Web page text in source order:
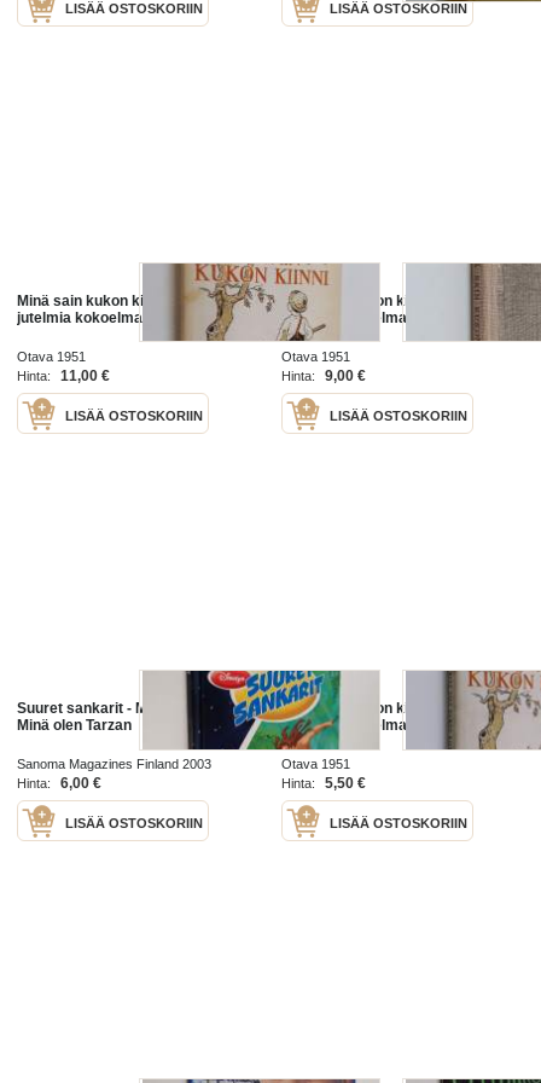
LISÄÄ OSTOSKORIIN LISÄÄ OSTOSKORIIN
Minä sain kukon kiinni : valikoima
jutelmia kokoelmasta minä olin
Otava 1951
Hinta:
11,00 €
LISÄÄ OSTOSKORIIN
Minä sain kukon kiinni : valikoima
jutelmia kokoelmasta minä olin
Otava 1951
Hinta:
9,00 €
LISÄÄ OSTOSKORIIN
Suuret sankarit - Minä olen Buzz -
Minä olen Tarzan
Sanoma Magazines Finland 2003
Hinta:
6,00 €
LISÄÄ OSTOSKORIIN
Minä sain kukon kiinni - Valikoima
jutelmia kokoelmasta "Minä olin
pikkunen vielä
Otava 1951
Hinta:
5,50 €
LISÄÄ OSTOSKORIIN